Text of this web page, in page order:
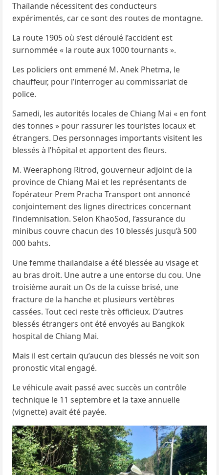
Thaïlande nécessitent des conducteurs
expérimentés, car ce sont des routes de montagne.
La route 1905 où s’est déroulé l’accident est
surnommée « la route aux 1000 tournants ».
Les policiers ont emmené M. Anek Phetma, le
chauffeur, pour l’interroger au commissariat de
police.
Samedi, les autorités locales de Chiang Mai « en font
des tonnes » pour rassurer les touristes locaux et
étrangers. Des personnages importants visitent les
blessés à l’hôpital et apportent des fleurs.
M. Weeraphong Ritrod, gouverneur adjoint de la
province de Chiang Mai et les représentants de
l’opérateur Prem Pracha Transport ont annoncé
conjointement des lignes directrices concernant
l’indemnisation. Selon KhaoSod, l’assurance du
minibus couvre chacun des 10 blessés jusqu’à 500
000 bahts.
Une femme thaïlandaise a été blessée au visage et
au bras droit. Une autre a une entorse du cou. Une
troisième aurait un Os de la cuisse brisé, une
fracture de la hanche et plusieurs vertèbres
cassées. Tout ceci reste très officieux. D’autres
blessés étrangers ont été envoyés au Bangkok
hospital de Chiang Mai.
Mais il est certain qu’aucun des blessés ne voit son
pronostic vital engagé.
Le véhicule avait passé avec succès un contrôle
technique le 11 septembre et la taxe annuelle
(vignette) avait été payée.